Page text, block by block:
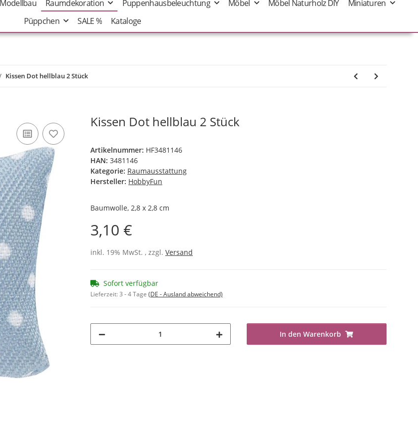
Modellbau Raumdekoration Puppenhausbeleuchtung Möbel Möbel Naturholz DIY
Miniaturen
Püppchen
SALE % Kataloge
Kissen Dot hellblau 2 Stück
Kissen Dot hellblau 2 Stück
Artikelnummer: HF3481146
HAN: 3481146
Kategorie: Raumausstattung
Hersteller: HobbyFun
Baumwolle, 2,8 x 2,8 cm
3,10 €
inkl. 19% MwSt. , zzgl. Versand
Sofort verfügbar
Lieferzeit:3 - 4 Tage (DE - Ausland abweichend)
In den Warenkorb